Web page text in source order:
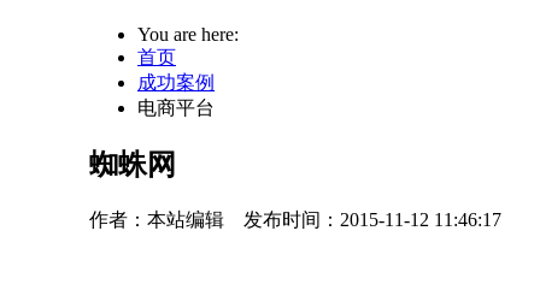
You are here:
首页
成功案例
电商平台
蜘蛛网
作者：本站编辑 发布时间：2015-11-12 11:46:17